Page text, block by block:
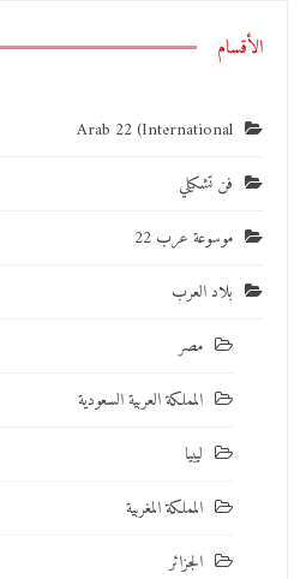
الأقسام
Arab 22 (International
فن تشكيلي
موسوعة عرب 22
بلاد العرب
مصر
المملكة العربية السعودية
ليبيا
المملكة المغربية
الجزائر